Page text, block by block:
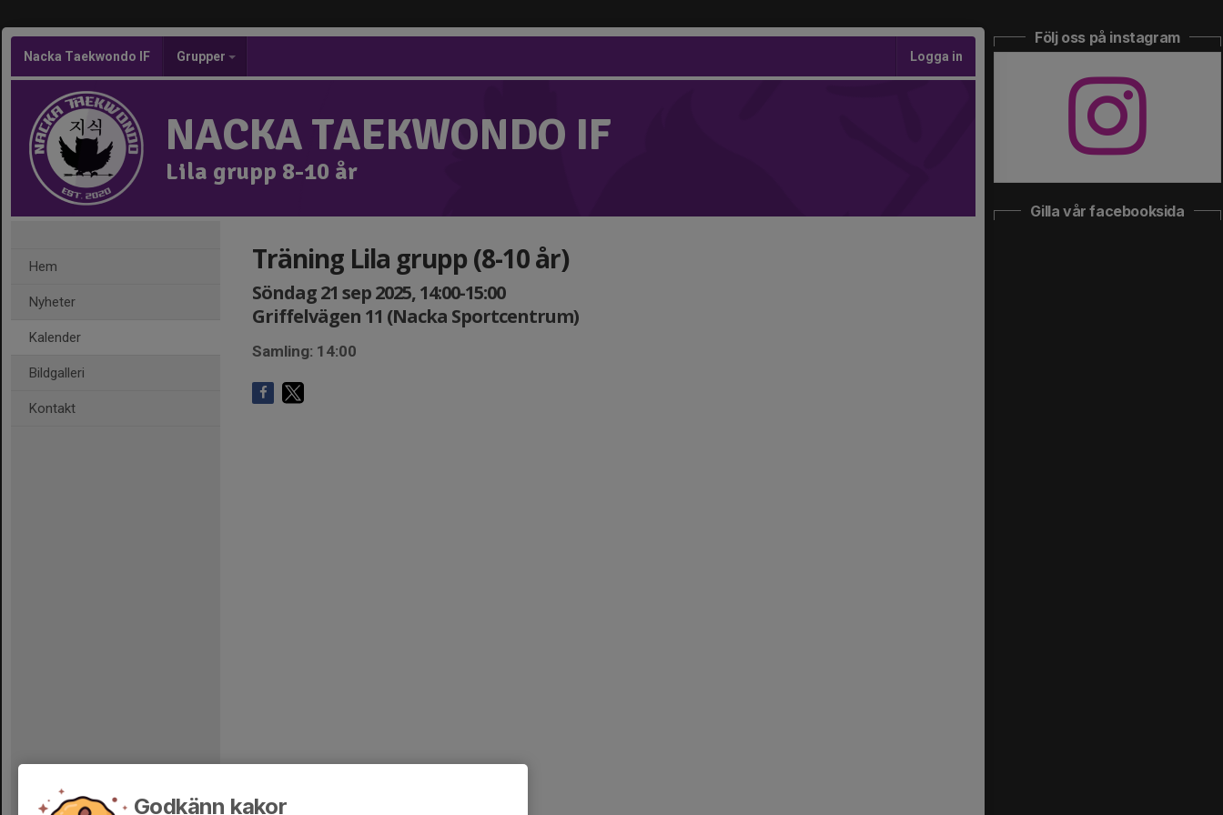
Nacka Taekwondo IF Grupper Logga in
NACKA TAEKWONDO IF
Lila grupp 8-10 år
Hem
Nyheter
Kalender
Bildgalleri
Kontakt
Träning Lila grupp (8-10 år)
Söndag 21 sep 2025, 14:00-15:00
Griffelvägen 11 (Nacka Sportcentrum)
Samling: 14:00
Följ oss på instagram
Gilla vår facebooksida
Godkänn kakor